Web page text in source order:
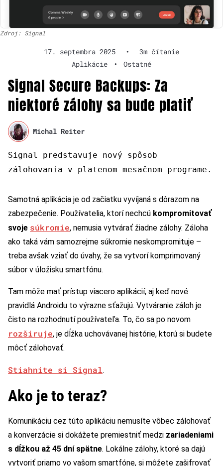
Zdroj: Signal
17. septembra 2025 •
3m čítanie
Aplikácie
• Ostatné
Signal Secure Backups: Za
niektoré zálohy sa bude platiť
Michal Reiter
Signal predstavuje nový spôsob
zálohovania v platenom mesačnom programe.
Samotná aplikácia je od začiatku vyvíjaná s dôrazom na
zabezpečenie. Používatelia, ktorí nechcú kompromitovať
svoje súkromie, nemusia vytvárať žiadne zálohy. Záloha
ako taká vám samozrejme súkromie neskompromituje –
treba avšak vziať do úvahy, že sa vytvorí komprimovaný
súbor v úložisku smartfónu.
Tam môže mať prístup viacero aplikácií, aj keď nové
pravidlá Androidu to výrazne sťažujú. Vytváranie záloh je
čisto na rozhodnutí používateľa. To, čo sa po novom
rozširuje, je dĺžka uchovávanej histórie, ktorú si budete
môcť zálohovať.
Stiahnite si Signal.
Ako je to teraz?
Komunikáciu cez túto aplikáciu nemusíte vôbec zálohovať
a konverzácie si dokážete premiestniť medzi zariadeniami
s dĺžkou až 45 dní spätne. Lokálne zálohy, ktoré sa dajú
vytvoriť priamo vo vašom smartfóne, si môžete zašifrovať